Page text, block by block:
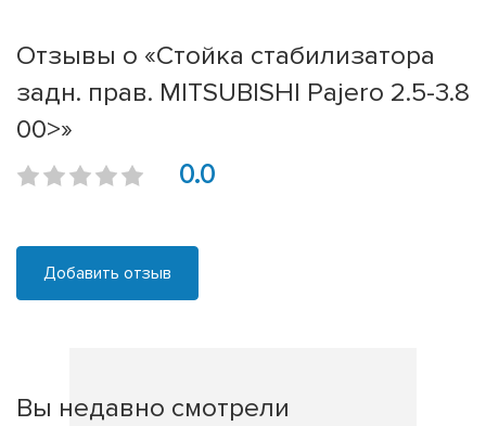
Отзывы о «Стойка стабилизатора
задн. прав. MITSUBISHI Pajero 2.5-3.8
00>»
0.0
Добавить отзыв
Вы недавно смотрели